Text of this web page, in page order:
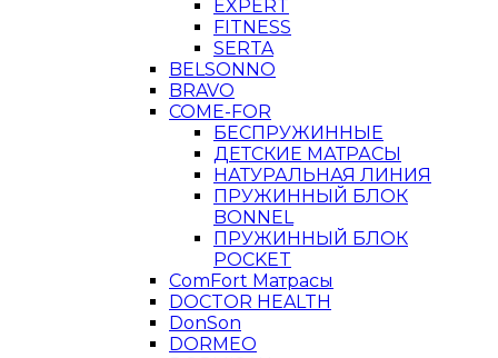
EXPERT
FITNESS
SERTA
BELSONNO
BRAVO
COME-FOR
БЕСПРУЖИННЫЕ
ДЕТСКИЕ МАТРАСЫ
НАТУРАЛЬНАЯ ЛИНИЯ
ПРУЖИННЫЙ БЛОК
BONNEL
ПРУЖИННЫЙ БЛОК
POCKET
ComFort Матрасы
DOCTOR HEALTH
DonSon
DORMEO